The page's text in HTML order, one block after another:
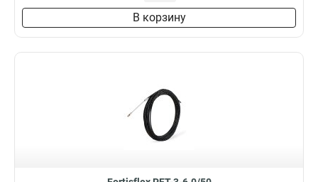
В корзину